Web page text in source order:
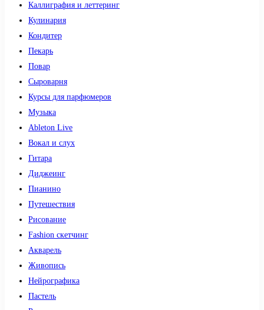
Каллиграфия и леттеринг
Кулинария
Кондитер
Пекарь
Повар
Сыроварня
Курсы для парфюмеров
Музыка
Ableton Live
Вокал и слух
Гитара
Диджеинг
Пианино
Путешествия
Рисование
Fashion скетчинг
Акварель
Живопись
Нейрографика
Пастель